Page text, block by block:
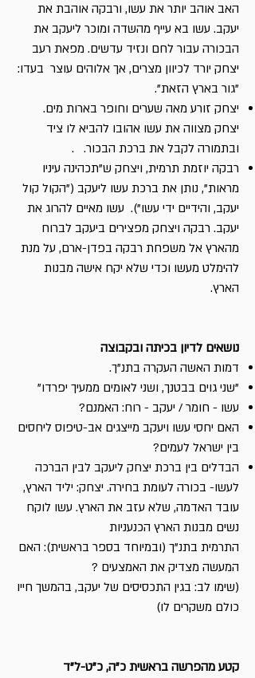
האב אוהב יותר את עשו, ורבקה אוהבת את
יעקב. עשו בא עייף מהשדה ומוכר ליעקב את
הבכורה עבור לחם ונזיד עדשים. מפאת רעב
יצחק יורד לכיוון מצרים, אך אלוהים עוצר בעדו:
"גור בארץ הזאת".
יצחק זורע מאה שערים וחופר בארות מים.
יצחק מצווה את עשו אהובו להביא לו ציד
ובתמורה לקבל את ברכת הבכור. .
רבקה יוזמת תרמית, ויצחק ש"תכהינה עיניו
מראות", נותן את ברכת עשו ליעקב ("הקול קול
יעקב, והידיים ידי עשו"). עשו מאיים להרוג את
יעקב. רבקה ויצחק מפצירים ביעקב לברוח
מהארץ אל משפחת רבקה בפדן-ארם, על מנת
להימלט מעשו וכדי שלא יקח אישה מבנות
הארץ.
נושאים לדיון בכיתה ובקבוצה
דמות האשה העקרה בתנ"ך.
"שני גוים בבטנך, ושני לאומים ממעיך יפרדו"
עשו - חומר / יעקב - רוח: האמנם?
האם יחסי עשו ויעקב מייצגים אב-טיפוס ליחסים
בין ישראל לעמים?
הבדלים בין ברכת יצחק ליעקב לבין הברכה
לעשו- בכורה לעומת בחירה. יצחק: יליד הארץ,
עובד האדמה, שלא עזב את הארץ. עשו לוקח
נשים מבנות הארץ הכנעניות
התרמית בתנ"ך (ובמיוחד בספר בראשית): האם
המעשה מצדיק את האמצעים ?
(שימו לב: בגין התכסיסים של יעקב, בהמשך חייו
כולם משקרים לו)
קטע מהפרשה בראשית כ"ה, כ"ט-ל"ד